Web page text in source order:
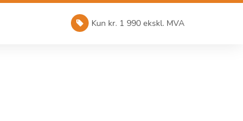
Kun kr. 1 990 ekskl. MVA